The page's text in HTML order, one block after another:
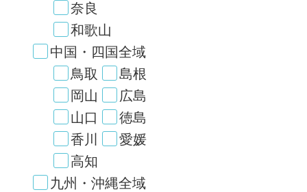
奈良
和歌山
中国・四国全域
鳥取
島根
岡山
広島
山口
徳島
香川
愛媛
高知
九州・沖縄全域